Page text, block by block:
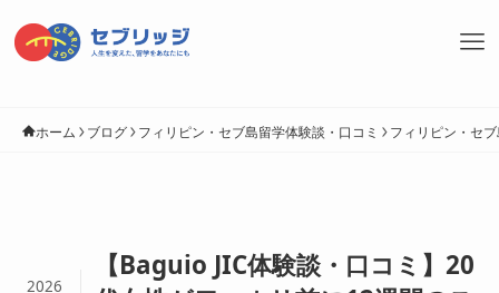
ホーム ブログ フィリピン・セブ島留学体験談・口コミ フィリピン・セ
【Baguio JIC体験談・口コミ】20
2026